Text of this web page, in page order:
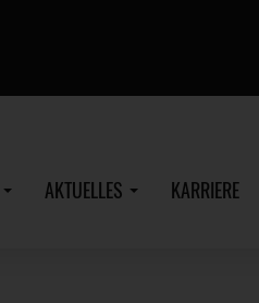
AKTUELLES KARRIERE